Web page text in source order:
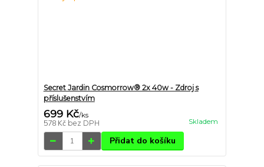
Secret Jardin Cosmorrow® 2x 40w - Zdroj s
příslušenstvím
699 Kč/ks
578 Kč bez DPH Skladem
Přidat do košíku